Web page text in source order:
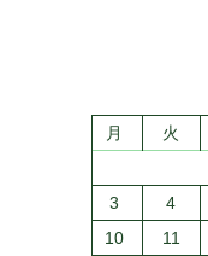
月 火
3
4
10
11